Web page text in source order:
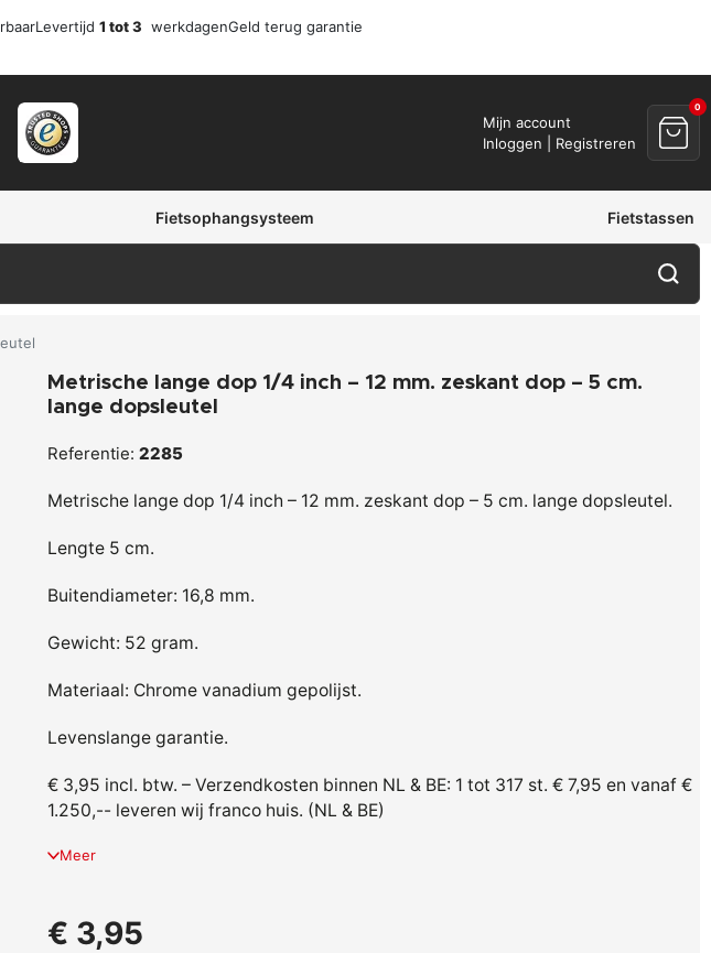
Levertijd 1 tot 3 werkdagenGeld terug garantie
Mijn account
Inloggen | Registreren
0
Fietsophangsysteem Fietstassen
Metrische lange dop 1/4 inch – 12 mm. zeskant dop – 5 cm.
lange dopsleutel
Referentie: 2285
Metrische lange dop 1/4 inch – 12 mm. zeskant dop – 5 cm. lange dopsleutel.
Lengte 5 cm.
Buitendiameter: 16,8 mm.
Gewicht: 52 gram.
Materiaal: Chrome vanadium gepolijst.
Levenslange garantie.
€ 3,95 incl. btw. – Verzendkosten binnen NL & BE: 1 tot 317 st. € 7,95 en vanaf €
1.250,-- leveren wij franco huis. (NL & BE)
Meer
€ 3,95